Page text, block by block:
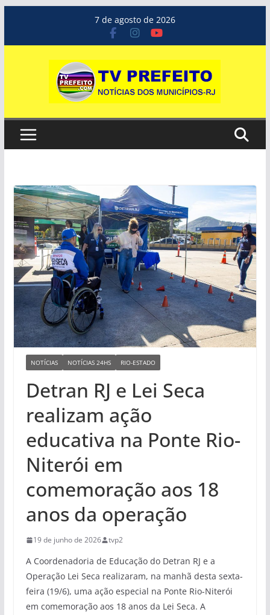
o
7 de agosto de 2026
NOTÍCIAS NOTÍCIAS 24HS RIO-ESTADO
Detran RJ e Lei Seca
realizam ação
educativa na Ponte Rio-
Niterói em
comemoração aos 18
anos da operação
19 de junho de 2026 tvp2
A Coordenadoria de Educação do Detran RJ e a
Operação Lei Seca realizaram, na manhã desta sexta-
feira (19/6), uma ação especial na Ponte Rio-Niterói
em comemoração aos 18 anos da Lei Seca. A